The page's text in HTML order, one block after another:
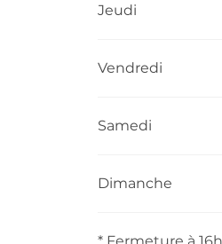
Du 31 août 2026
Du28
Du17 octobre
Jeudi
Vendredi
Samedi
Dimanche